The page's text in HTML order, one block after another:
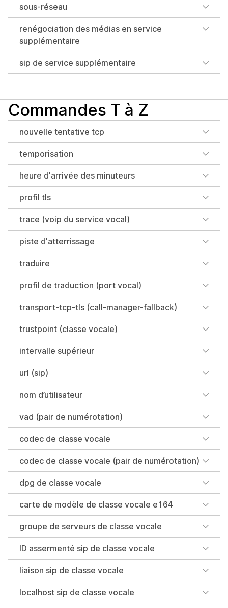
sous-réseau
renégociation des médias en service
supplémentaire
sip de service supplémentaire
Commandes T à Z
nouvelle tentative tcp
temporisation
heure d'arrivée des minuteurs
profil tls
trace (voip du service vocal)
piste d'atterrissage
traduire
profil de traduction (port vocal)
transport-tcp-tls (call-manager-fallback)
trustpoint (classe vocale)
intervalle supérieur
url (sip)
nom d’utilisateur
vad (pair de numérotation)
codec de classe vocale
codec de classe vocale (pair de numérotation)
dpg de classe vocale
carte de modèle de classe vocale e164
groupe de serveurs de classe vocale
ID assermenté sip de classe vocale
liaison sip de classe vocale
localhost sip de classe vocale